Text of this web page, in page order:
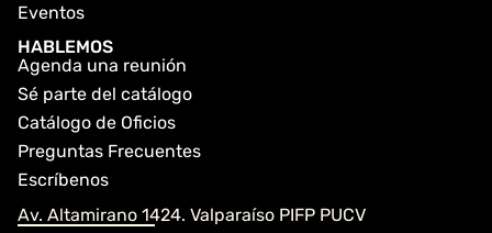
Eventos
HABLEMOS
Agenda una reunión
Sé parte del catálogo
Catálogo de Oficios
Preguntas Frecuentes
Escríbenos
Av. Altamirano 1424. Valparaíso PIFP PUCV